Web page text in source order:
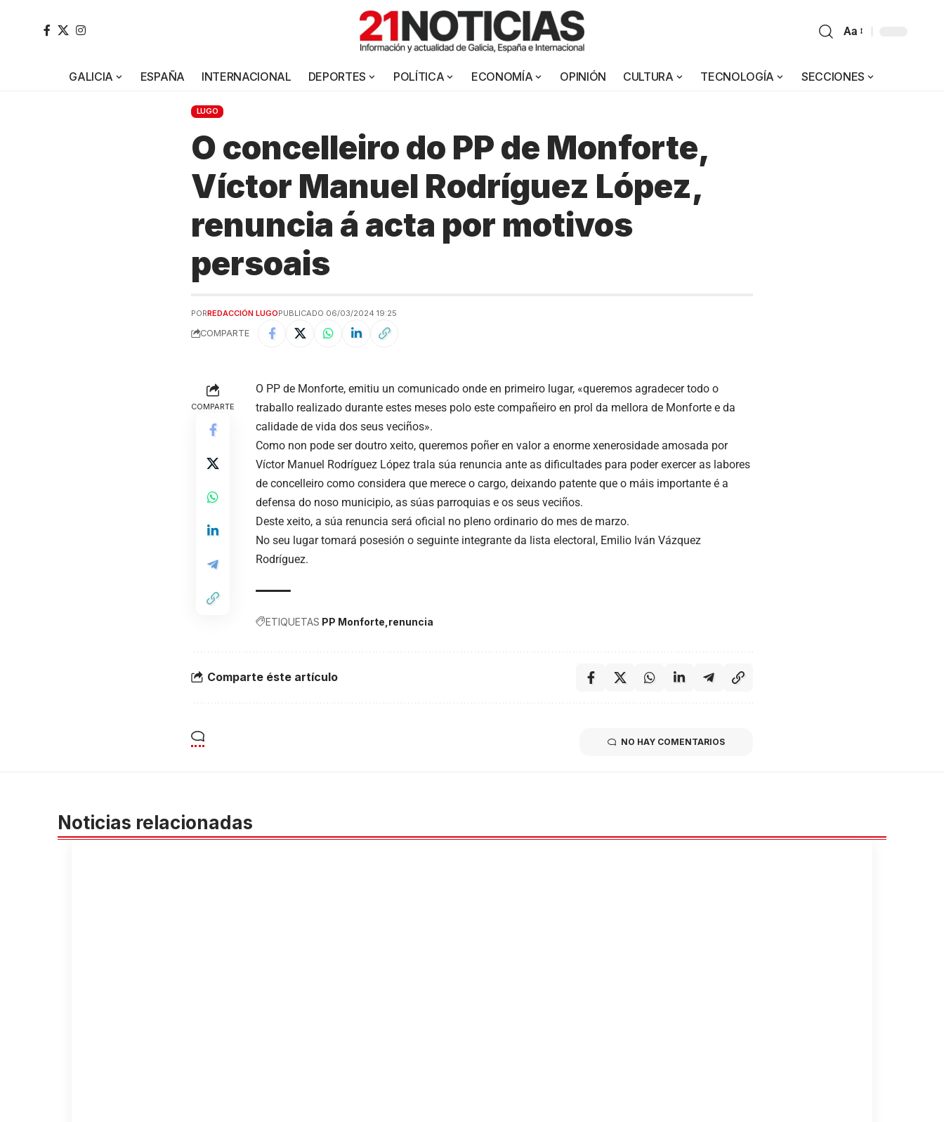
Aa
GALICIA ESPAÑA INTERNACIONAL DEPORTES POLÍTICA ECONOMÍA OPINIÓN CULTURA TECNOLOGÍA SECCIONES
LUGO
O concelleiro do PP de Monforte,
Víctor Manuel Rodríguez López,
renuncia á acta por motivos
persoais
PORREDACCIÓN LUGOPUBLICADO 06/03/2024 19:25
COMPARTE
COMPARTE
O PP de Monforte, emitiu un comunicado onde en primeiro lugar, «queremos agradecer todo o
traballo realizado durante estes meses polo este compañeiro en prol da mellora de Monforte e da
calidade de vida dos seus veciños».
Como non pode ser doutro xeito, queremos poñer en valor a enorme xenerosidade amosada por
Víctor Manuel Rodríguez López trala súa renuncia ante as dificultades para poder exercer as labores
de concelleiro como considera que merece o cargo, deixando patente que o máis importante é a
defensa do noso municipio, as súas parroquias e os seus veciños.
Deste xeito, a súa renuncia será oficial no pleno ordinario do mes de marzo.
No seu lugar tomará posesión o seguinte integrante da lista electoral, Emilio Iván Vázquez
Rodríguez.
ETIQUETAS PP Monforte renuncia
Comparte éste artículo
NO HAY COMENTARIOS
Noticias relacionadas